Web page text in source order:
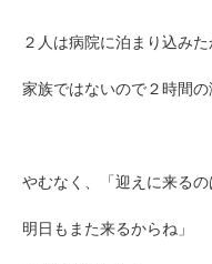
２人は病院に泊まり込みた
家族ではないので２時間の
やむなく、「迎えに来るの
明日もまた来るからね」